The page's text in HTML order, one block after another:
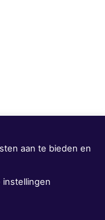
aan te bieden en
instellingen